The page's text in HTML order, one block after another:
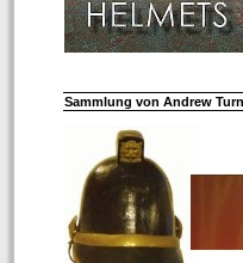
Sammlung von Andrew